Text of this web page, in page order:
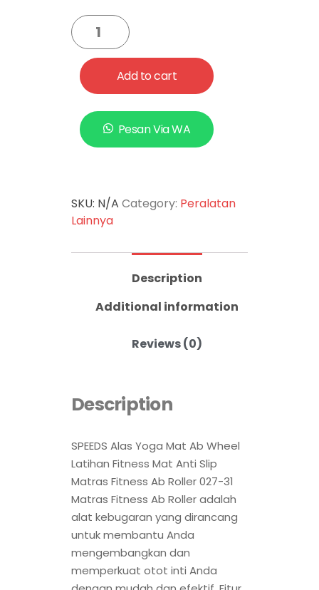
Add to cart
Pesan Via WA
SKU: N/A Category: Peralatan
Lainnya
Description
Additional information
Reviews (0)
Description
SPEEDS Alas Yoga Mat Ab Wheel
Latihan Fitness Mat Anti Slip
Matras Fitness Ab Roller 027-31
Matras Fitness Ab Roller adalah
alat kebugaran yang dirancang
untuk membantu Anda
mengembangkan dan
memperkuat otot inti Anda